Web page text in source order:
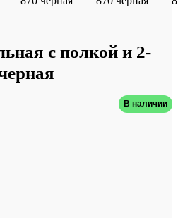
с полкой и 2-
В наличии